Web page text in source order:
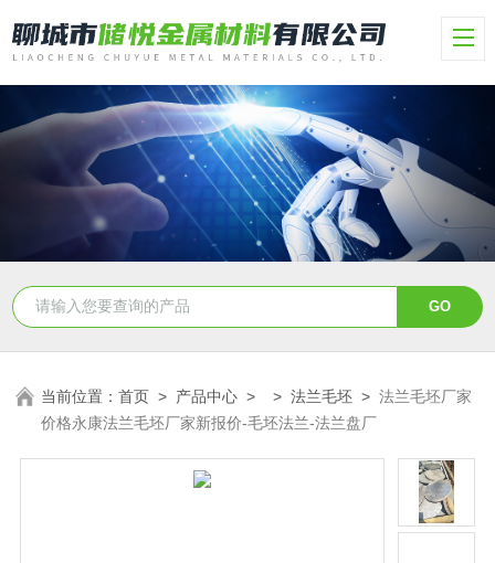
当前位置：首页 > 产品中心 > >法兰毛坯 >法兰毛坯厂家
价格永康法兰毛坯厂家新报价-毛坯法兰-法兰盘厂